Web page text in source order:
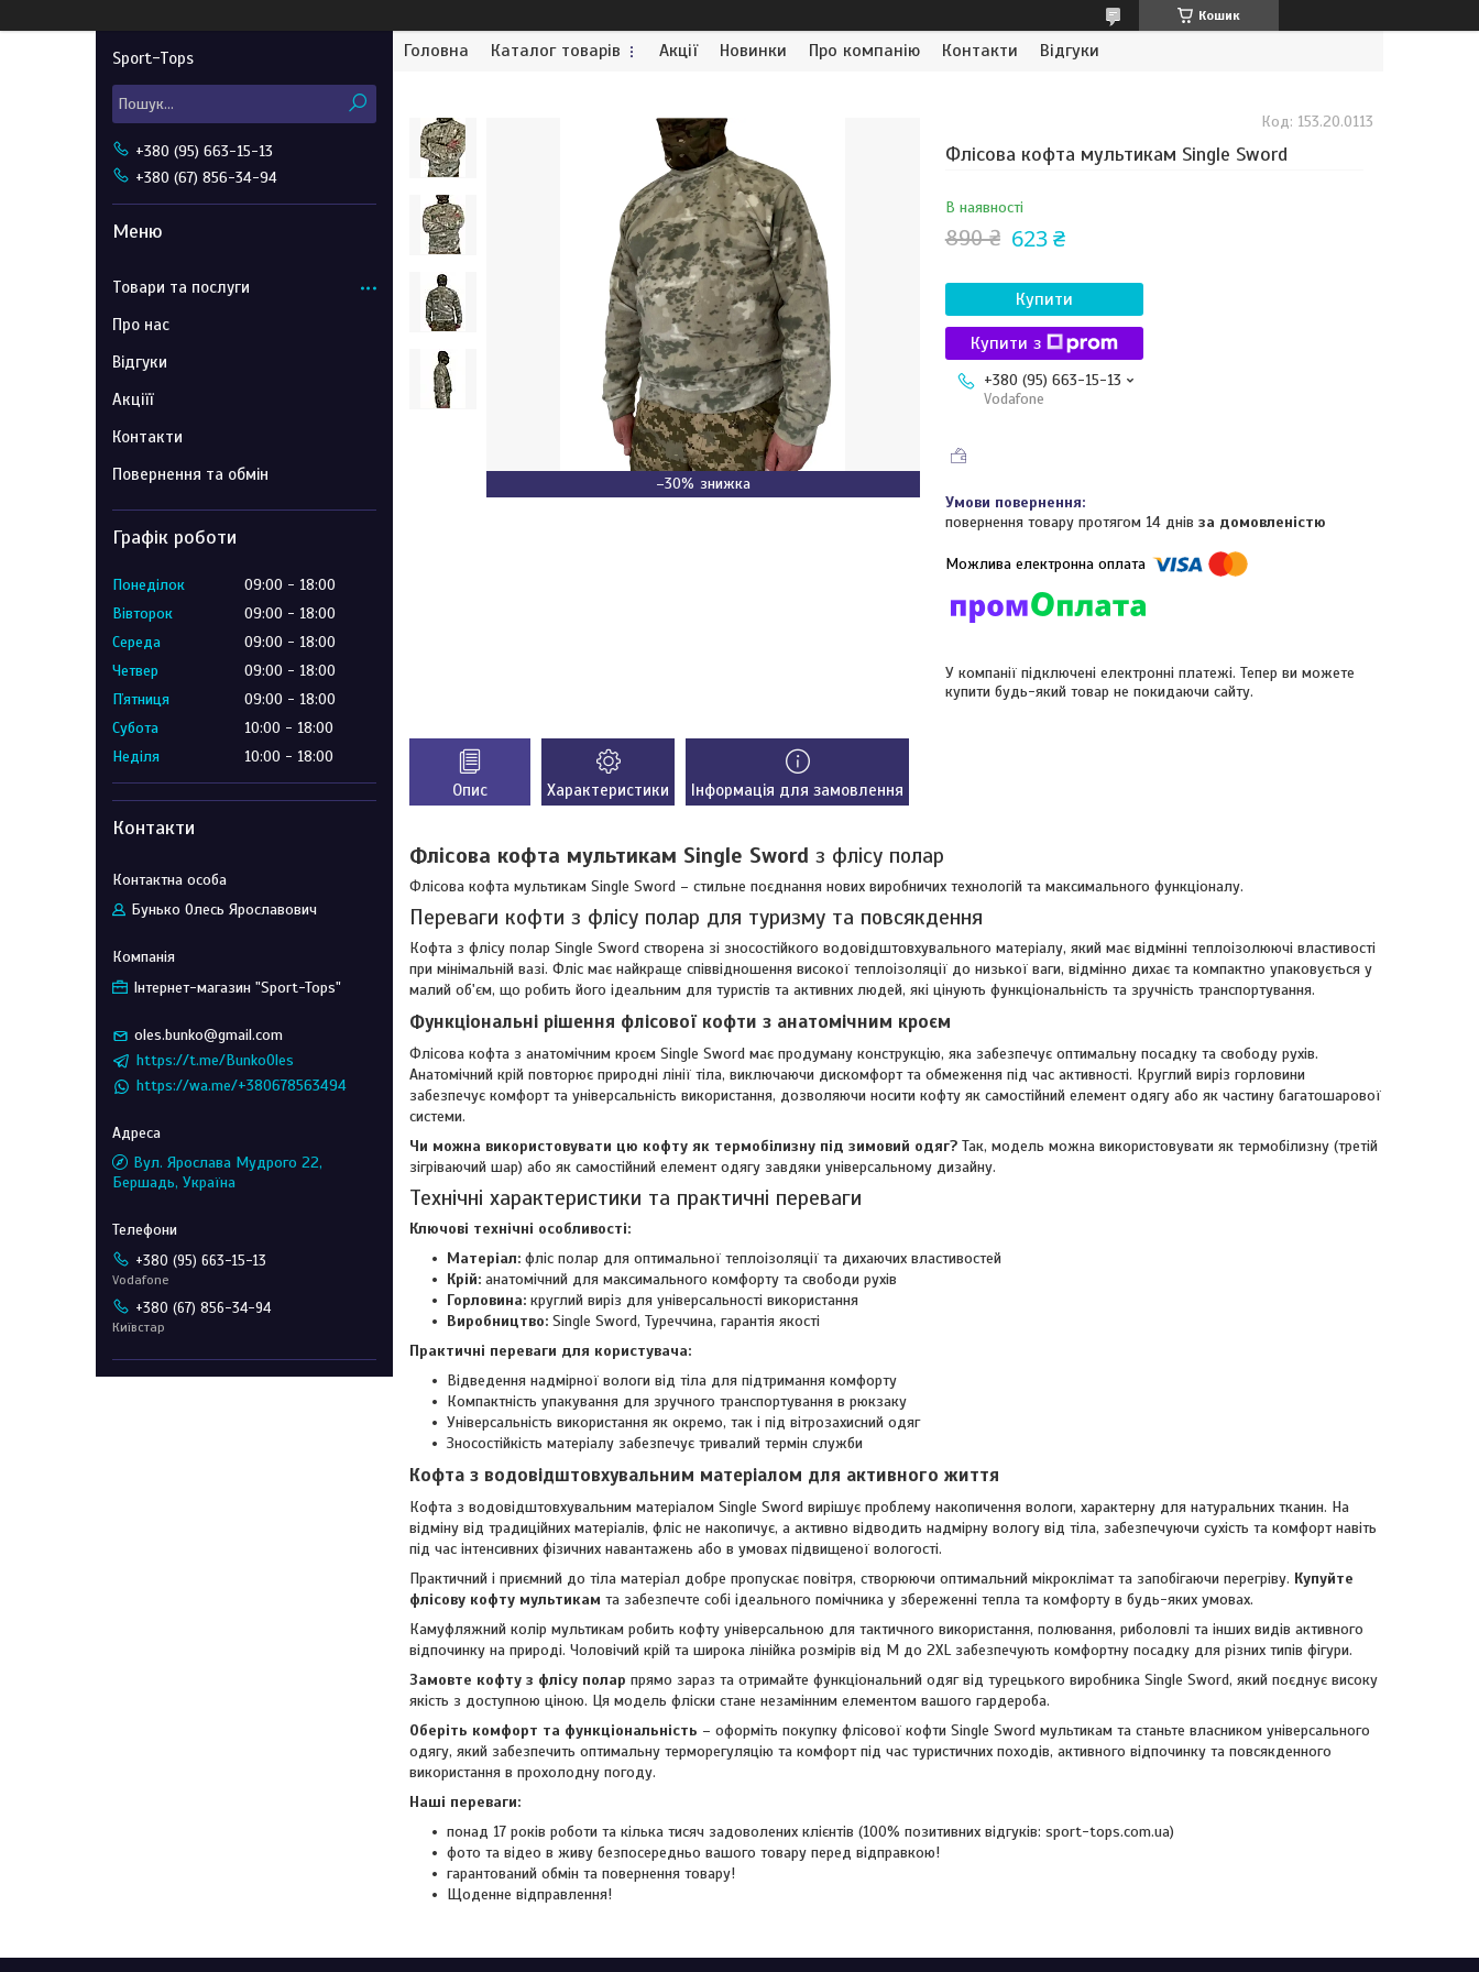
Кошик
Головна Каталог товарів Акції Новинки Про компанію Контакти Відгуки
–30%
Флісова кофта мультикам Single Sword
В наявності
Код: 153.20.0113
890 ₴ 623 ₴
Купити
Купити з
+380 (95) 663-15-13
Vodafone
повернення товару протягом 14 днів за домовленістю
У компанії підключені електронні платежі. Тепер ви можете
купити будь-який товар не покидаючи сайту.
Опис Характеристики Інформація для замовлення
Флісова кофта мультикам Single Sword з флісу полар
Флісова кофта мультикам Single Sword – стильне поєднання нових виробничих технологій та максимального функціоналу.
Переваги кофти з флісу полар для туризму та повсякдення
Кофта з флісу полар Single Sword створена зі зносостійкого водовідштовхувального матеріалу, який має відмінні теплоізолюючі властивості
при мінімальній вазі. Фліс має найкраще співвідношення високої теплоізоляції до низької ваги, відмінно дихає та компактно упаковується у
малий об'єм, що робить його ідеальним для туристів та активних людей, які цінують функціональність та зручність транспортування.
Функціональні рішення флісової кофти з анатомічним кроєм
Флісова кофта з анатомічним кроєм Single Sword має продуману конструкцію, яка забезпечує оптимальну посадку та свободу рухів.
Анатомічний крій повторює природні лінії тіла, виключаючи дискомфорт та обмеження під час активності. Круглий виріз горловини
забезпечує комфорт та універсальність використання, дозволяючи носити кофту як самостійний елемент одягу або як частину багатошарової
системи.
Чи можна використовувати цю кофту як термобілизну під зимовий одяг? Так, модель можна використовувати як термобілизну (третій
зігріваючий шар) або як самостійний елемент одягу завдяки універсальному дизайну.
Технічні характеристики та практичні переваги
Ключові технічні особливості:
Матеріал: фліс полар для оптимальної теплоізоляції та дихаючих властивостей
Крій: анатомічний для максимального комфорту та свободи рухів
Горловина: круглий виріз для універсальності використання
Виробництво: Single Sword, Туреччина, гарантія якості
Практичні переваги для користувача:
Відведення надмірної вологи від тіла для підтримання комфорту
Компактність упакування для зручного транспортування в рюкзаку
Універсальність використання як окремо, так і під вітрозахисний одяг
Зносостійкість матеріалу забезпечує тривалий термін служби
Кофта з водовідштовхувальним матеріалом для активного життя
Кофта з водовідштовхувальним матеріалом Single Sword вирішує проблему накопичення вологи, характерну для натуральних тканин. На
відміну від традиційних матеріалів, фліс не накопичує, а активно відводить надмірну вологу від тіла, забезпечуючи сухість та комфорт навіть
під час інтенсивних фізичних навантажень або в умовах підвищеної вологості.
Практичний і приємний до тіла матеріал добре пропускає повітря, створюючи оптимальний мікроклімат та запобігаючи перегріву. Купуйте
флісову кофту мультикам та забезпечте собі ідеального помічника у збереженні тепла та комфорту в будь-яких умовах.
Камуфляжний колір мультикам робить кофту універсальною для тактичного використання, полювання, риболовлі та інших видів активного
відпочинку на природі. Чоловічий крій та широка лінійка розмірів від M до 2XL забезпечують комфортну посадку для різних типів фігури.
Замовте кофту з флісу полар прямо зараз та отримайте функціональний одяг від турецького виробника Single Sword, який поєднує високу
якість з доступною ціною. Ця модель фліски стане незамінним елементом вашого гардероба.
Оберіть комфорт та функціональність – оформіть покупку флісової кофти Single Sword мультикам та станьте власником універсального
одягу, який забезпечить оптимальну терморегуляцію та комфорт під час туристичних походів, активного відпочинку та повсякденного
використання в прохолодну погоду.
Наші переваги:
понад 17 років роботи та кілька тисяч задоволених клієнтів (100% позитивних відгуків: sport-tops.com.ua)
фото та відео в живу безпосередньо вашого товару перед відправкою!
гарантований обмін та повернення товару!
Щоденне відправлення!
Sport-Tops
+380 (95) 663-15-13
+380 (67) 856-34-94
Товари та послуги
Про нас
Відгуки
Акціїї
Контакти
Повернення та обмін
Графік роботи
Понеділок 09:00
18:00
Вівторок
09:00
18:00
Середа
09:00
18:00
Четвер
09:00
18:00
Пʼятниця
09:00
18:00
Субота
10:00
18:00
Неділя
10:00 18:00
Контакти
Бунько Олесь Ярославович
Інтернет-магазин "Sport-Tops"
oles.bunko@gmail.com
https://t.me/BunkoOles
https://wa.me/+380678563494
Вул. Ярослава Мудрого 22,
Бершадь, Україна
+380 (95) 663-15-13
Vodafone
+380 (67) 856-34-94
Київстар